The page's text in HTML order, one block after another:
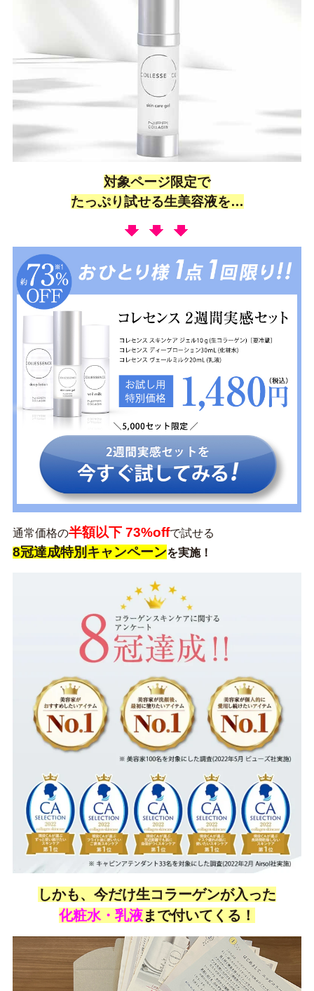
対象ページ限定で
たっぷり試せる生美容液を…
通常価格の半額以下 73%offで試せる
8冠達成特別キャンペーンを実施！
しかも、今だけ生コラーゲンが入った
化粧水・乳液まで付いてくる！